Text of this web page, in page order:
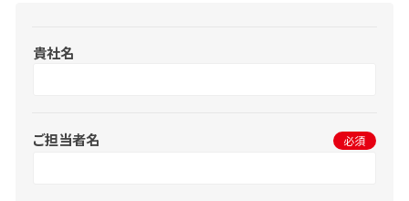
貴社名
ご担当者名 必須